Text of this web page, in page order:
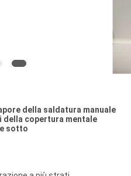
della saldatura manuale
della copertura mentale
sotto